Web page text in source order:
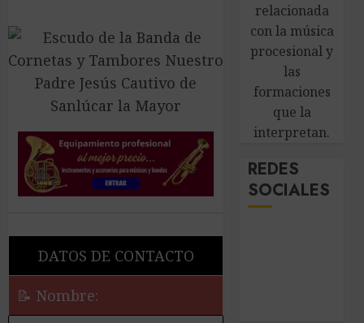
DATOS DE CONTACTO
📝 Nombre:
relacionada
con la música
procesional y
las
formaciones
que la
interpretan.
REDES
SOCIALES